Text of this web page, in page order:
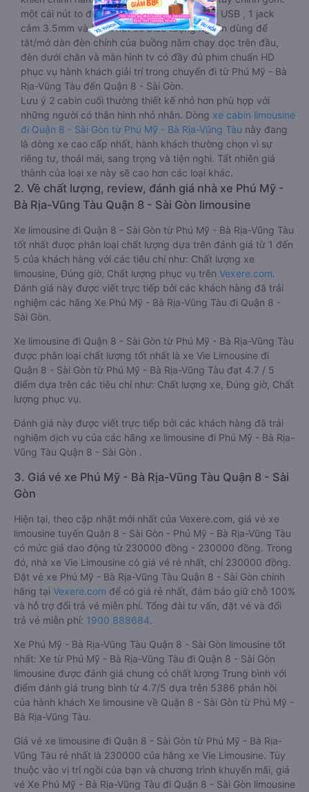
một cái nút to đùng để gọi tiếp viên, 2 cổng USB , 1 jack
cắm 3.5mm và 3 cái nút có biểu tượng nguồn dùng để
tắt/mở dàn đèn chính của buồng nằm chạy dọc trên đầu,
đèn dưới chân và màn hình tv có đầy đủ phim chuẩn HD
phục vụ hành khách giải trí trong chuyến đi từ Phú Mỹ - Bà
Rịa-Vũng Tàu đến Quận 8 - Sài Gòn.
Lưu ý 2 cabin cuối thường thiết kế nhỏ hơn phù hợp với
những người có thân hình nhỏ nhắn. Dòng xe cabin limousine
đi Quận 8 - Sài Gòn từ Phú Mỹ - Bà Rịa-Vũng Tàu này đang
là dòng xe cao cấp nhất, hành khách thường chọn vì sự
riêng tư, thoải mái, sang trọng và tiện nghi. Tất nhiên giá
thành của loại xe này sẽ cao hơn các loại khác.
2. Về chất lượng, review, đánh giá nhà xe Phú Mỹ -
Bà Rịa-Vũng Tàu Quận 8 - Sài Gòn limousine
Xe limousine đi Quận 8 - Sài Gòn từ Phú Mỹ - Bà Rịa-Vũng Tàu
tốt nhất được phân loại chất lượng dựa trên đánh giá từ 1 đến
5 của khách hàng với các tiêu chí như: Chất lượng xe
limousine, Đúng giờ, Chất lượng phục vụ trên Vexere.com.
Đánh giá này được viết trực tiếp bởi các khách hàng đã trải
nghiệm các hãng Xe Phú Mỹ - Bà Rịa-Vũng Tàu đi Quận 8 -
Sài Gòn.
Xe limousine đi Quận 8 - Sài Gòn từ Phú Mỹ - Bà Rịa-Vũng Tàu
được phân loại chất lượng tốt nhất là xe Vie Limousine đi
Quận 8 - Sài Gòn từ Phú Mỹ - Bà Rịa-Vũng Tàu đạt 4.7 / 5
điểm dựa trên các tiêu chí như: Chất lượng xe, Đúng giờ, Chất
lượng phục vụ.
Đánh giá này được viết trực tiếp bởi các khách hàng đã trải
nghiệm dịch vụ của các hãng xe limousine đi Phú Mỹ - Bà Rịa-
Vũng Tàu Quận 8 - Sài Gòn .
3. Giá vé xe Phú Mỹ - Bà Rịa-Vũng Tàu Quận 8 - Sài
Gòn
Hiện tại, theo cập nhật mới nhất của Vexere.com, giá vé xe
limousine tuyến Quận 8 - Sài Gòn - Phú Mỹ - Bà Rịa-Vũng Tàu
có mức giá dao động từ 230000 đồng - 230000 đồng. Trong
đó, nhà xe Vie Limousine có giá vé rẻ nhất, chỉ 230000 đồng.
Đặt vé xe Phú Mỹ - Bà Rịa-Vũng Tàu Quận 8 - Sài Gòn chính
hãng tại Vexere.com để có giá rẻ nhất, đảm bảo giữ chỗ 100%
và hỗ trợ đổi trả vé miễn phí. Tổng đài tư vấn, đặt vé và đổi
trả vé miễn phí: 1900 888684.
Xe Phú Mỹ - Bà Rịa-Vũng Tàu Quận 8 - Sài Gòn limousine tốt
nhất: Xe từ Phú Mỹ - Bà Rịa-Vũng Tàu đi Quận 8 - Sài Gòn
limousine được đánh giá chung có chất lượng Trung bình với
điểm đánh giá trung bình từ 4.7/5 dựa trên 5386 phản hồi
của hành khách Xe limousine về Quận 8 - Sài Gòn từ Phú Mỹ -
Bà Rịa-Vũng Tàu.
Giá vé xe limousine đi Quận 8 - Sài Gòn từ Phú Mỹ - Bà Rịa-
Vũng Tàu rẻ nhất là 230000 của hãng xe Vie Limousine. Tùy
thuộc vào vị trí ngồi của bạn và chương trình khuyến mãi, giá
vé Xe Phú Mỹ - Bà Rịa-Vũng Tàu đi Quận 8 - Sài Gòn limousine